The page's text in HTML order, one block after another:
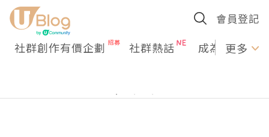
會員登記
社群創作有價企劃 社群熱話 成為U更多